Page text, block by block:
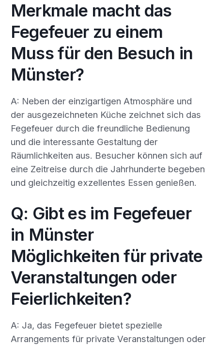
Merkmale macht das
Fegefeuer zu einem
Muss für den Besuch in
Münster?
A: Neben der einzigartigen Atmosphäre und
der ausgezeichneten Küche zeichnet sich das
Fegefeuer durch die freundliche Bedienung
und die interessante Gestaltung der
Räumlichkeiten aus. Besucher können sich auf
eine Zeitreise durch die Jahrhunderte begeben
und gleichzeitig exzellentes Essen genießen.
Q: Gibt es im Fegefeuer
in Münster
Möglichkeiten für private
Veranstaltungen oder
Feierlichkeiten?
A: Ja, das Fegefeuer bietet spezielle
Arrangements für private Veranstaltungen oder